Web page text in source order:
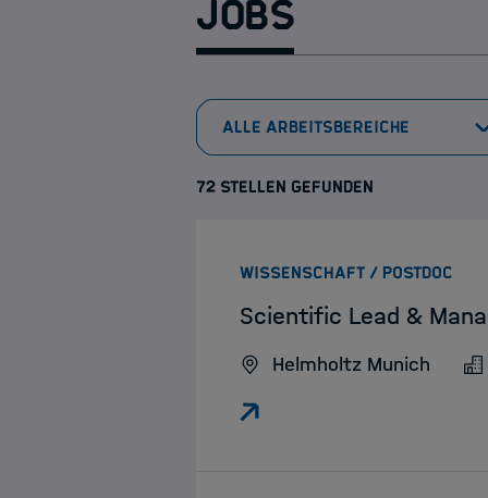
Jobs
72 STELLEN GEFUNDEN
WISSENSCHAFT / POSTDOC
Scientific Lead &
Helmholtz Munich